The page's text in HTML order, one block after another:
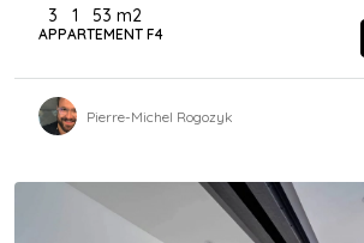
3 1 53 m2
APPARTEMENT F4
Pierre-Michel Rogozyk